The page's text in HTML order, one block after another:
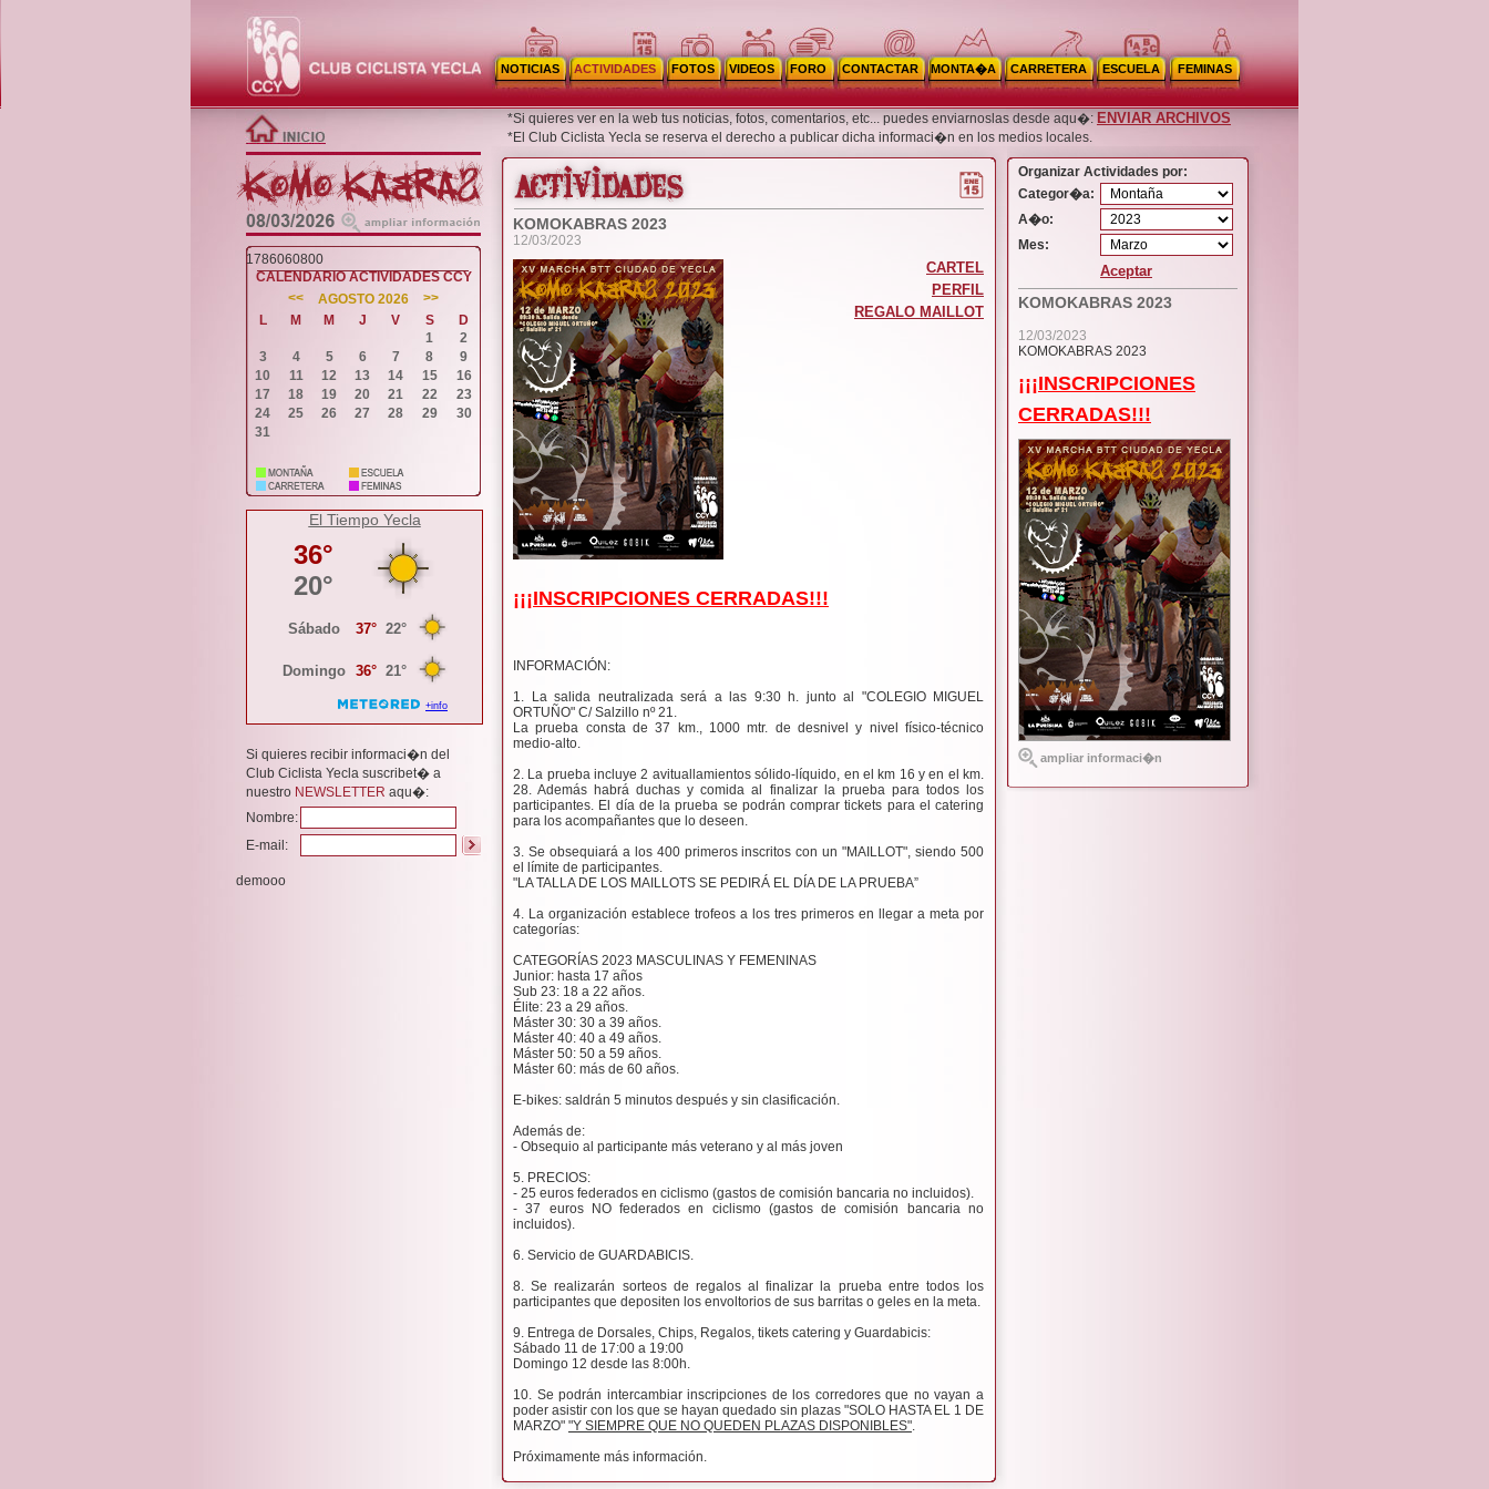
NOTICIAS ACTIVIDADES FOTOS VIDEOS FORO CONTACTAR MONTA�A CARRETERA ESCUELA FEMINAS
*Si quieres ver en la web tus noticias, fotos, comentarios, etc... puedes enviarnoslas desde aqu�: ENVIAR ARCHIVOS
*El Club Ciclista Yecla se reserva el derecho a publicar dicha informaci�n en los medios locales.
1786060800
CALENDARIO ACTIVIDADES CCY
<<
AGOSTO 2026
>>
L
M M J V S
D
1
2
3
4 5 6 7 8
9
10
11 12 13 14 15
16
17
18 19 20 21 22
23
24
25 26 27 28 29
30
31
El Tiempo Yecla
Si quieres recibir informaci�n del
Club Ciclista Yecla suscribet� a
nuestro NEWSLETTER aqu�:
Nombre:
E-mail:
demooo
KOMOKABRAS 2023
12/03/2023
CARTEL
PERFIL
REGALO MAILLOT
¡¡¡INSCRIPCIONES CERRADAS!!!
INFORMACIÓN:
1. La salida neutralizada será a las 9:30 h. junto al "COLEGIO MIGUEL
ORTUÑO" C/ Salzillo nº 21.
La prueba consta de 37 km., 1000 mtr. de desnivel y nivel físico-técnico
medio-alto.
2. La prueba incluye 2 avituallamientos sólido-líquido, en el km 16 y en el km.
28. Además habrá duchas y comida al finalizar la prueba para todos los
participantes. El día de la prueba se podrán comprar tickets para el catering
para los acompañantes que lo deseen.
3. Se obsequiará a los 400 primeros inscritos con un "MAILLOT", siendo 500
el límite de participantes.
"LA TALLA DE LOS MAILLOTS SE PEDIRÁ EL DÍA DE LA PRUEBA”
4. La organización establece trofeos a los tres primeros en llegar a meta por
categorías:
CATEGORÍAS 2023 MASCULINAS Y FEMENINAS
Junior: hasta 17 años
Sub 23: 18 a 22 años.
Élite: 23 a 29 años.
Máster 30: 30 a 39 años.
Máster 40: 40 a 49 años.
Máster 50: 50 a 59 años.
Máster 60: más de 60 años.
E-bikes: saldrán 5 minutos después y sin clasificación.
Además de:
- Obsequio al participante más veterano y al más joven
5. PRECIOS:
- 25 euros federados en ciclismo (gastos de comisión bancaria no incluidos).
- 37 euros NO federados en ciclismo (gastos de comisión bancaria no
incluidos).
6. Servicio de GUARDABICIS.
8. Se realizarán sorteos de regalos al finalizar la prueba entre todos los
participantes que depositen los envoltorios de sus barritas o geles en la meta.
9. Entrega de Dorsales, Chips, Regalos, tikets catering y Guardabicis:
Sábado 11 de 17:00 a 19:00
Domingo 12 desde las 8:00h.
10. Se podrán intercambiar inscripciones de los corredores que no vayan a
poder asistir con los que se hayan quedado sin plazas "SOLO HASTA EL 1 DE
MARZO" "Y SIEMPRE QUE NO QUEDEN PLAZAS DISPONIBLES".
Próximamente más información.
Organizar Actividades por:
Categor�a:
A�o:
Mes:
Aceptar
KOMOKABRAS 2023
12/03/2023
KOMOKABRAS 2023
¡¡¡INSCRIPCIONES
CERRADAS!!!
ampliar informaci�n